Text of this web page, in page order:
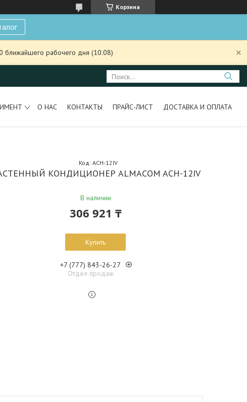
Корзина
ближайшего рабочего дня (10.08)
О НАС КОНТАКТЫ ПРАЙС-ЛИСТ ДОСТАВКА И ОПЛАТА
КОНДИЦИОНЕР ALMACOM ACH-12IV
В наличии
Код: ACH-12IV
306 921 ₸
Купить
+7 (777) 843-26-27
Отдел продаж